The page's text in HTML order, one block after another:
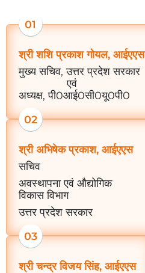
01
श्री शशि प्रकाश गोयल, आईएएस
मुख्य सचिव, उत्तर प्रदेश सरकार
एवं
अध्यक्ष, पी0आई0सी0यू0पी0
02
श्री अभिषेक प्रकाश, आईएएस
सचिव
अवस्थापना एवं औद्योगिक
विकास विभाग
उत्तर प्रदेश सरकार
03
श्री चन्द्र विजय सिंह, आईएएस